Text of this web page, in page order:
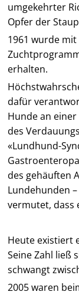
umgekehrter
Opfer der
1961 wurde
erhalten.
dafür
Hunde an
des
«Lundhund-
des gehäuften
Lundehunden
vermutet, dass
Heute existiert
Seine Zahl ließ
schwangt
2005 waren